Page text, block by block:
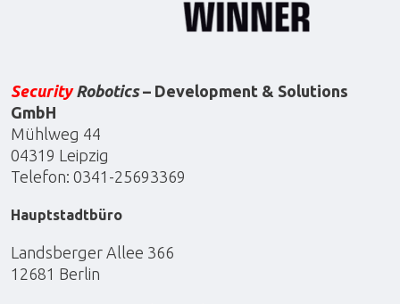
SecurityRobotics– Development & Solutions
GmbH
Mühlweg 44
04319 Leipzig
Telefon: 0341-25693369
Hauptstadtbüro
Landsberger Allee 366
12681 Berlin